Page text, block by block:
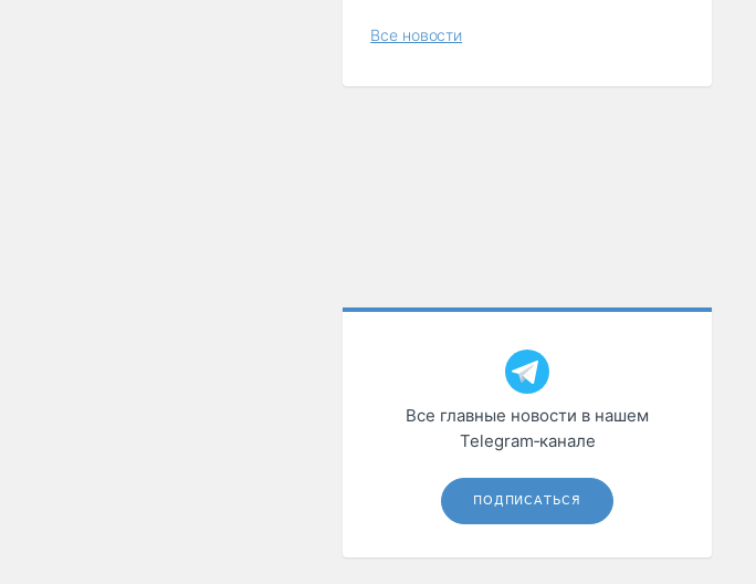
Все новости
Все главные новости в нашем
Telegram‑канале
ПОДПИСАТЬСЯ